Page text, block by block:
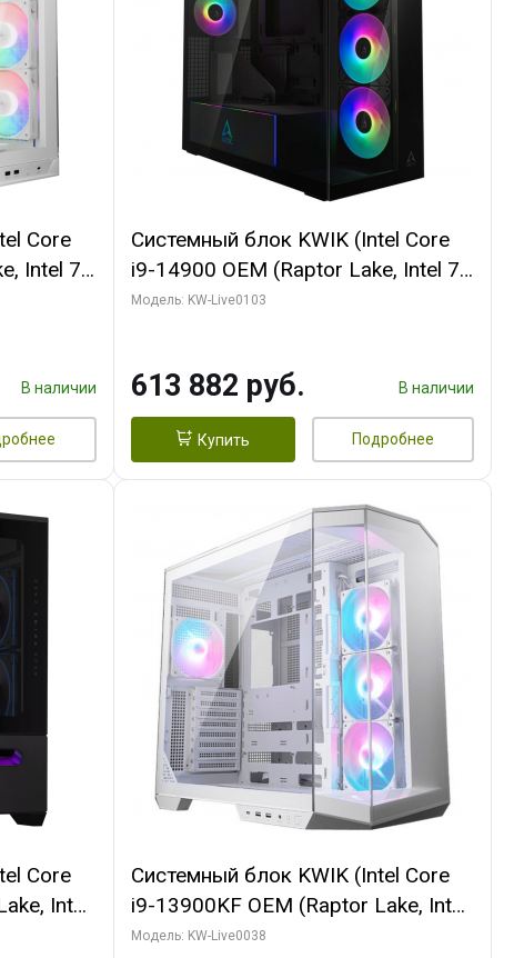
Core
Intel 7,
(2
В наличии
Системный блок KWIK (Intel Core
i9-14900 OEM (Raptor Lake, Intel 7,
C24 16EC/8PC// 64 ГБ ОЗУ (2
Turbo/ 960 ГБ SSD)
Модель: KW-Live0103
613 882 руб. В наличии
Купить Подробнее
Core
Intel
(2
Системный блок KWIK (Intel Core
i9-13900KF OEM (Raptor Lake, Intel
7, C24 16EC/8P/ 32 ГБ ОЗУ (2
Модель: KW-Live0038